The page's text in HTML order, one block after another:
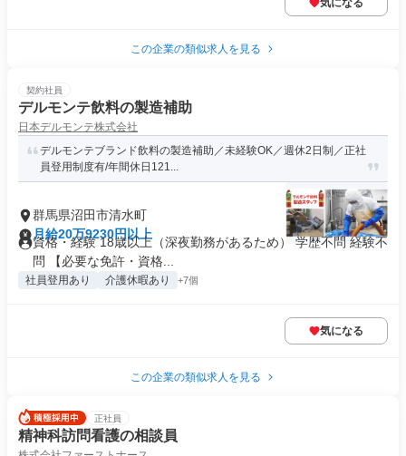
気になる
この企業の類似求人を見る
契約社員
デルモンテ飲料の製造補助
日本デルモンテ株式会社
デルモンテブランド飲料の製造補助／未経験OK／週休2日制／正社
員登用制度有/年間休日121...
群馬県沼田市清水町
月給20万9230円以上
資格・経験 18歳以上（深夜勤務があるため） 学歴不問 経験不
問 【必要な免許・資格...
社員登用あり 介護休暇あり +7個
気になる
この企業の類似求人を見る
正社員
精神科訪問看護の相談員